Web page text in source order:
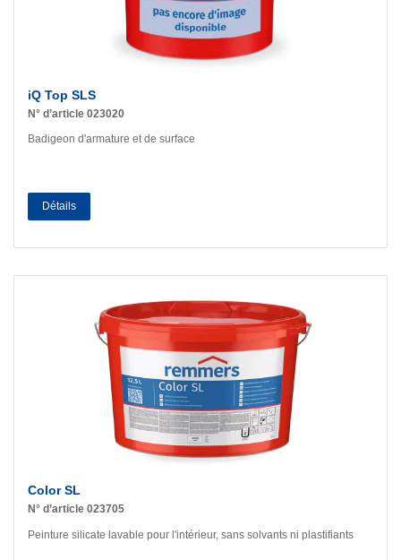
iQ Top SLS
N° d’article 023020
Badigeon d'armature et de surface
Détails
Color SL
N° d’article 023705
Peinture silicate lavable pour l'intérieur, sans solvants ni plastifiants